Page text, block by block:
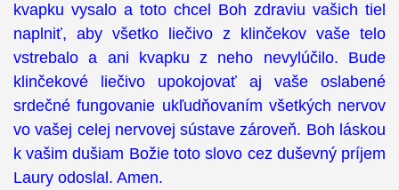
kvapku vysalo a toto chcel Boh zdraviu vašich tiel
naplniť, aby všetko liečivo z klinčekov vaše telo
vstrebalo a ani kvapku z neho nevylúčilo. Bude
klinčekové liečivo upokojovať aj vaše oslabené
srdečné fungovanie ukľudňovaním všetkých nervov
vo vašej celej nervovej sústave zároveň. Boh láskou
k vašim dušiam Božie toto slovo cez duševný príjem
Laury odoslal. Amen.